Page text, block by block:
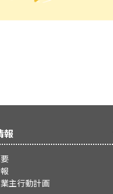
報
主行動計画